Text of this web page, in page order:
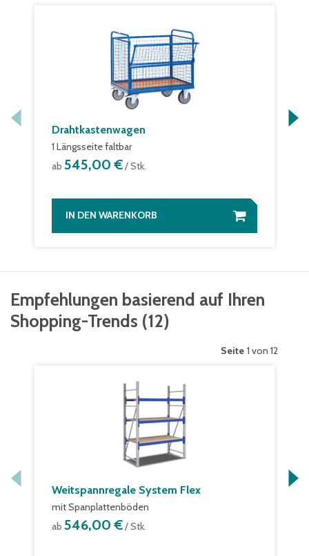
Drahtkastenwagen
1 Längsseite faltbar
ab 545,00 €/ Stk.
IN DEN WARENKORB
Empfehlungen basierend auf Ihren
Shopping-Trends (12)
Seite 1 von 12
Weitspannregale System Flex
mit Spanplattenböden
ab 546,00 €/ Stk.